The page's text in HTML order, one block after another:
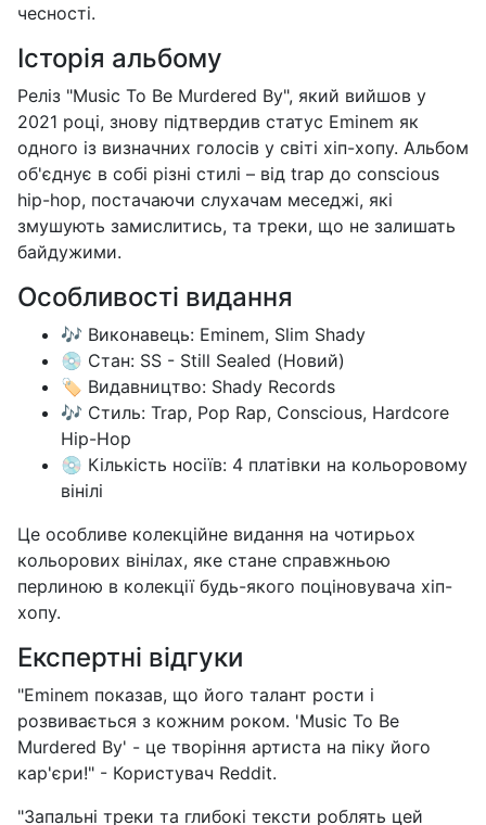
чесності.
Історія альбому
Реліз "Music To Be Murdered By", який вийшов у
2021 році, знову підтвердив статус Eminem як
одного із визначних голосів у світі хіп-хопу. Альбом
об'єднує в собі різні стилі – від trap до conscious
hip-hop, постачаючи слухачам меседжі, які
змушують замислитись, та треки, що не залишать
байдужими.
Особливості видання
🎶 Виконавець: Eminem, Slim Shady
💿 Стан: SS - Still Sealed (Новий)
🏷️ Видавництво: Shady Records
🎶 Стиль: Trap, Pop Rap, Conscious, Hardcore
Hip-Hop
💿 Кількість носіїв: 4 платівки на кольоровому
вінілі
Це особливе колекційне видання на чотирьох
кольорових вінілах, яке стане справжньою
перлиною в колекції будь-якого поціновувача хіп-
хопу.
Експертні відгуки
"Eminem показав, що його талант рости і
розвивається з кожним роком. 'Music To Be
Murdered By' - це творіння артиста на піку його
кар'єри!" - Користувач Reddit.
"Запальні треки та глибокі тексти роблять цей